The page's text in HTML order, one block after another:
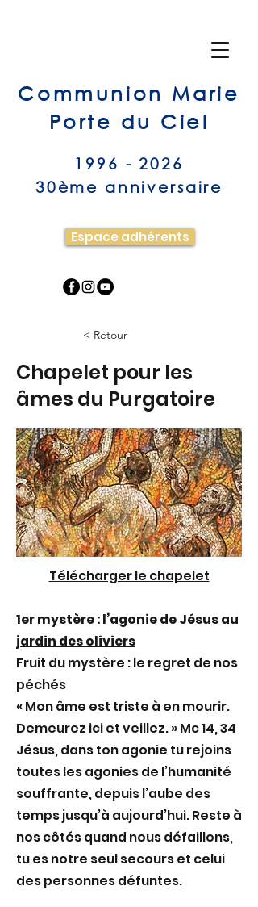
Communion Marie
Porte du Ciel
1996 - 2026
30ème anniversaire
Espace adhérents
< Retour
Chapelet pour les
âmes du Purgatoire
Télécharger le chapelet
1er mystère : l’agonie de Jésus au
jardin des oliviers
Fruit du mystère : le regret de nos
péchés
« Mon âme est triste à en mourir.
Demeurez ici et veillez. » Mc 14, 34
Jésus, dans ton agonie tu rejoins
toutes les agonies de l’humanité
souffrante, depuis l’aube des
temps jusqu’à aujourd’hui. Reste à
nos côtés quand nous défaillons,
tu es notre seul secours et celui
des personnes défuntes.